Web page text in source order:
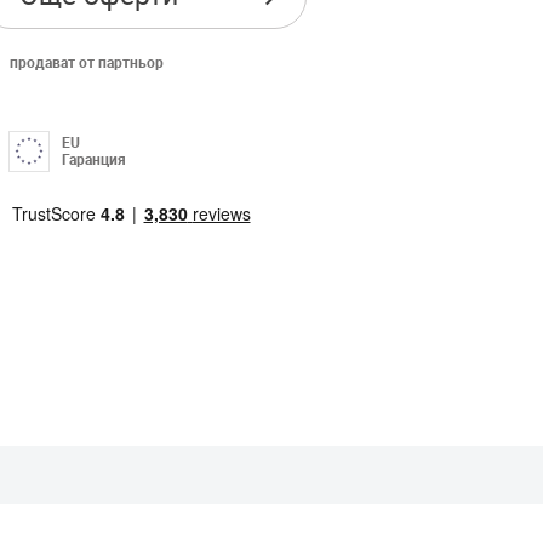
продават от партньор
EU
Гаранция